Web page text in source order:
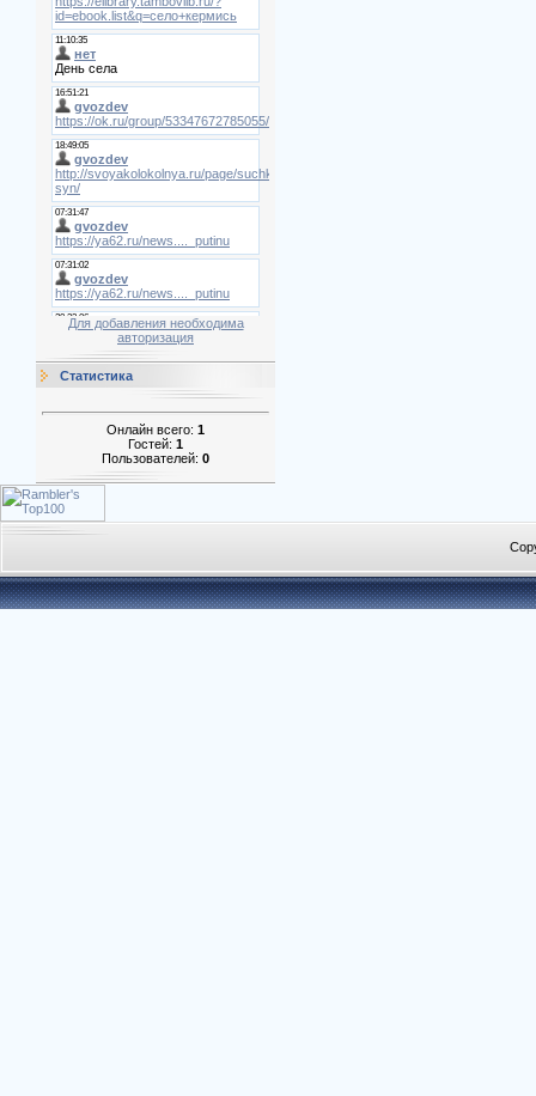
Для добавления необходима
авторизация
Статистика
Онлайн всего: 1
Гостей: 1
Пользователей: 0